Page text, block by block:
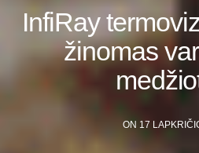
InfiRay
žinomas
ON 17